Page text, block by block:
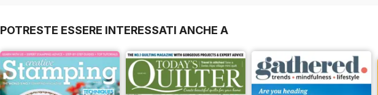
POTRESTE ESSERE INTERESSATI ANCHE A